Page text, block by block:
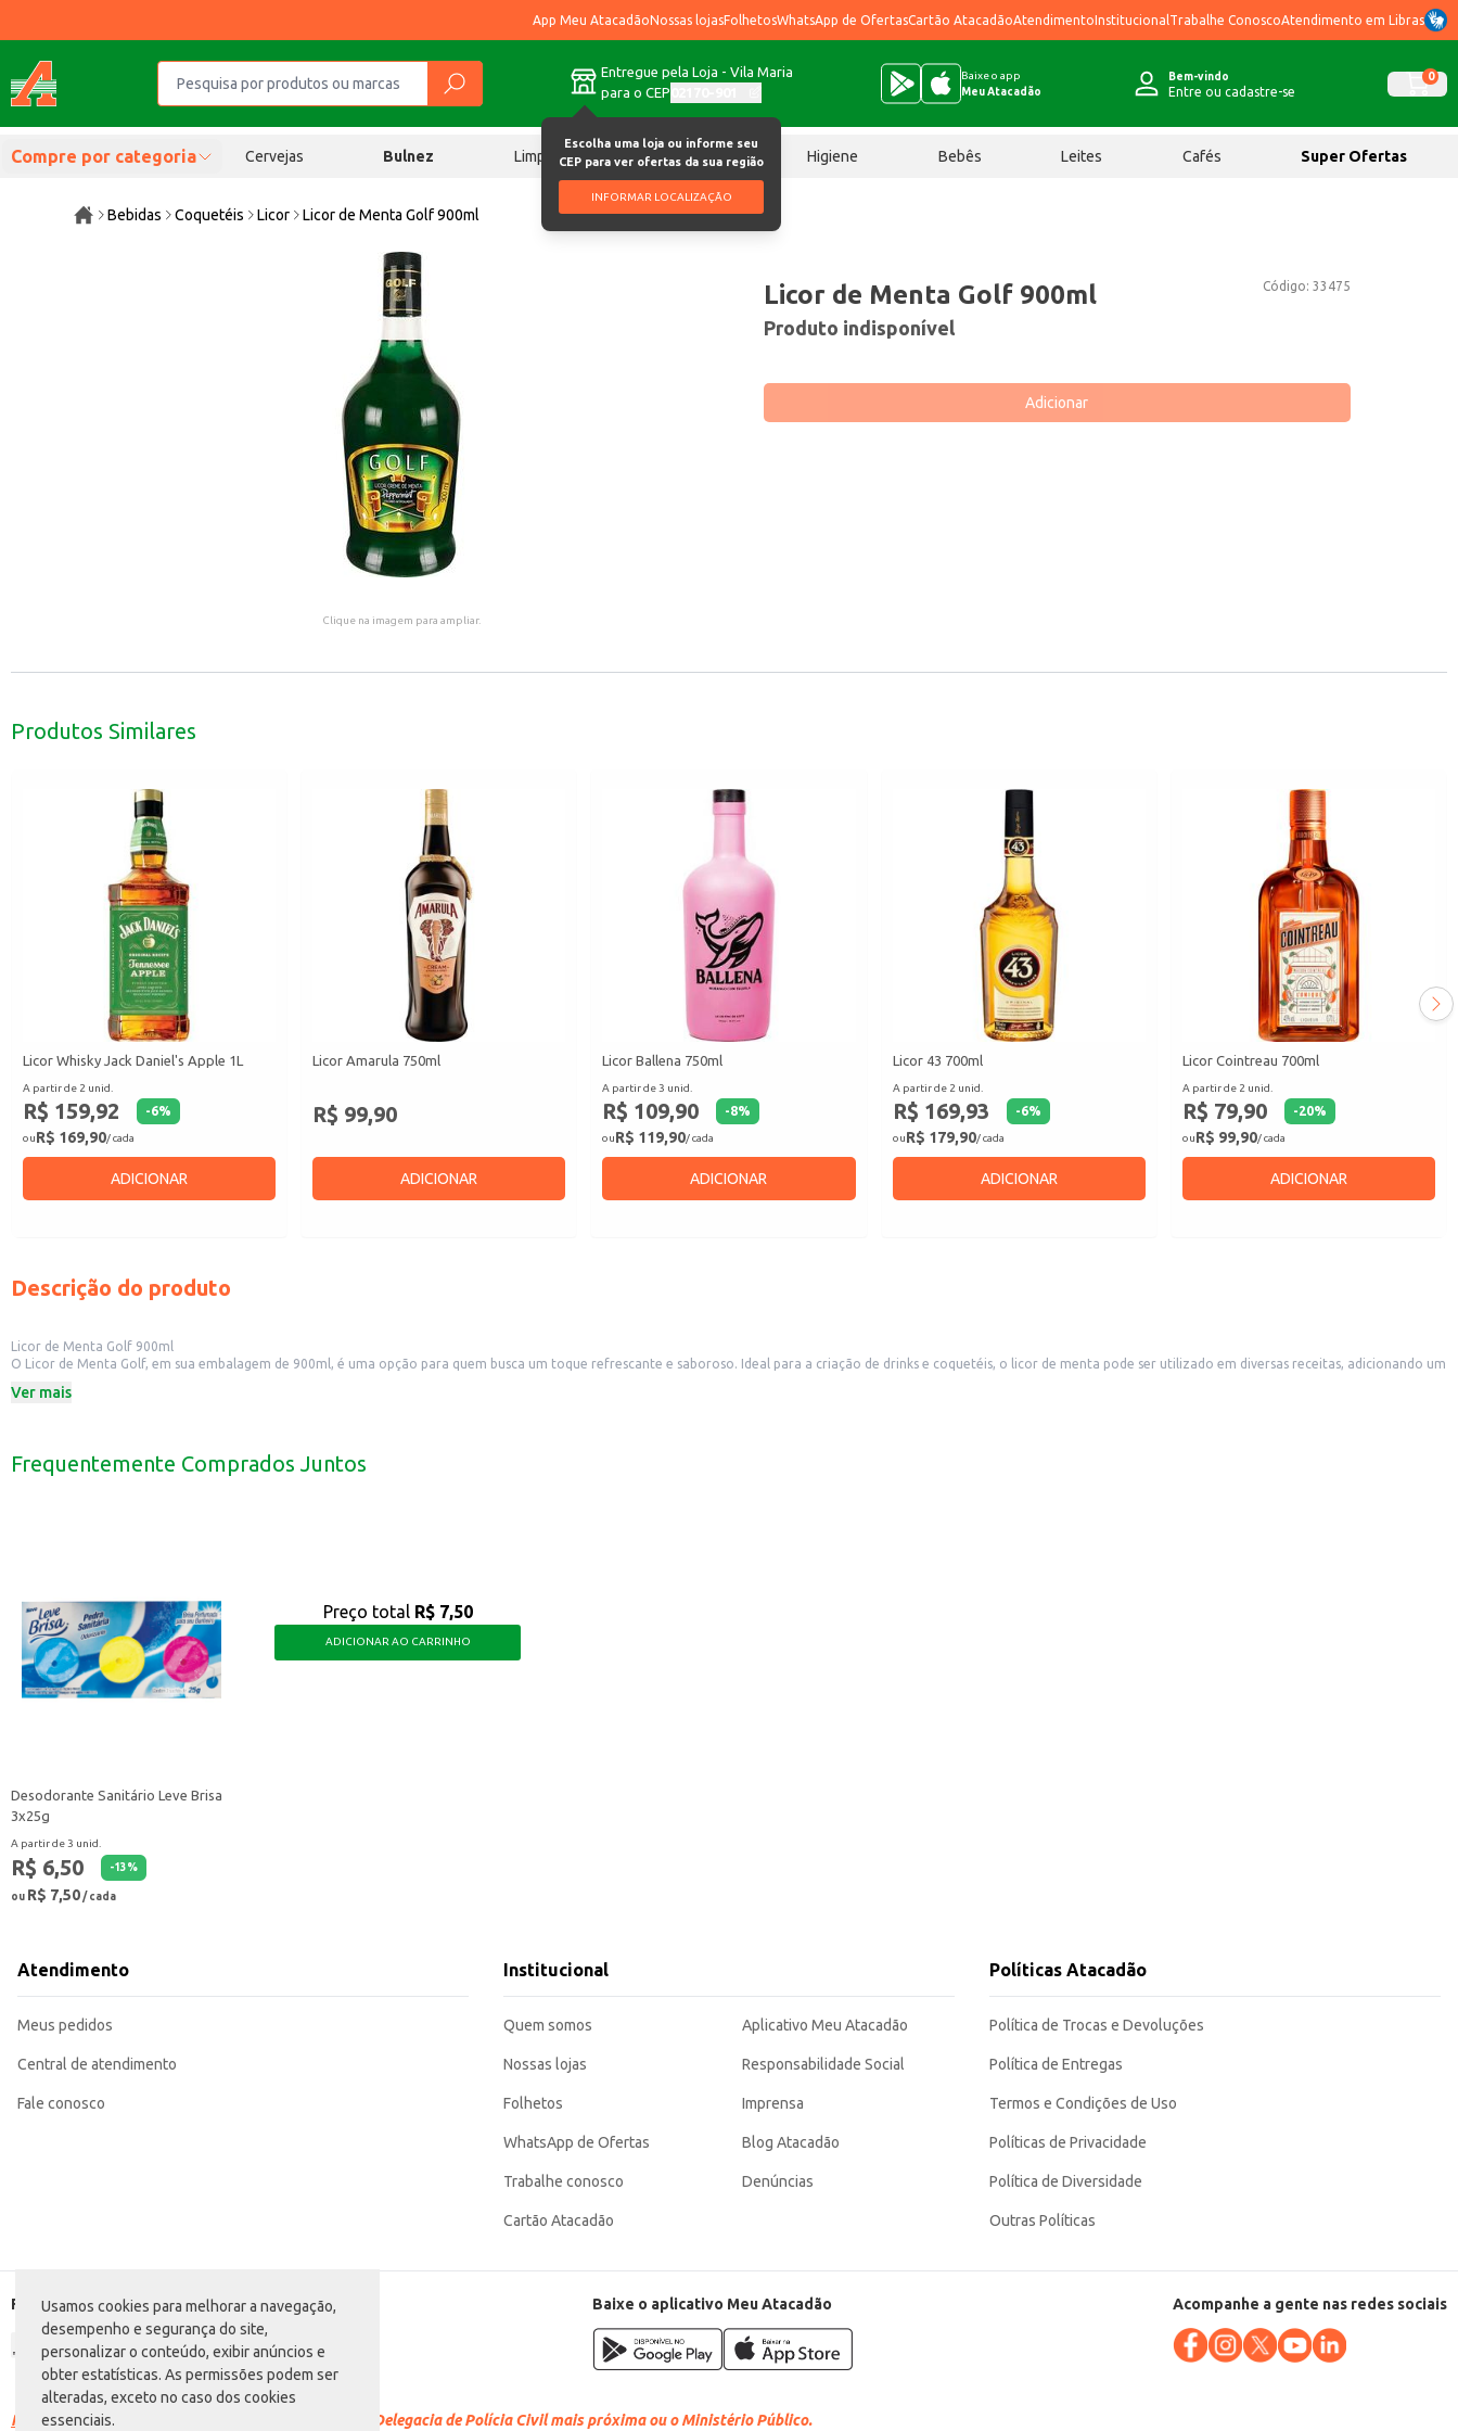
Usamos cookies para melhorar a navegação,
desempenho e segurança do site,
personalizar o conteúdo, exibir anúncios e
obter estatísticas. As permissões podem ser
alteradas, exceto no caso dos cookies
essenciais.
App Meu AtacadãoNossas lojasFolhetosWhatsApp de OfertasCartão AtacadãoAtendimentoInstitucional Trabalhe ConoscoAtendimento em Libras
Entregue pela Loja - Vila Maria
para o CEP
Escolha uma loja ou informe seu
CEP para ver ofertas da sua região
INFORMAR LOCALIZAÇÃO
Baixe o app
Meu Atacadão
Bem-vindo
Entre ou cadastre-se
0
Compre por categoria Cervejas Bulnez Limpeza Chocolates Higiene Bebês Leites Cafés Super Ofertas
Bebidas Coquetéis Licor Licor de Menta Golf 900ml
Clique na imagem para ampliar.
Código: 33475
Licor de Menta Golf 900ml
Produto indisponível
Adicionar
Produtos Similares
Licor Whisky Jack Daniel's Apple 1L
A partir de 2 unid.
R$ 159,92 -6%
ouR$ 169,90/ cada
ADICIONAR
Licor Amarula 750ml
R$ 99,90
ADICIONAR
Licor Ballena 750ml
A partir de 3 unid.
R$ 109,90 -8%
ouR$ 119,90/ cada
ADICIONAR
Licor 43 700ml
A partir de 2 unid.
R$ 169,93 -6%
ouR$ 179,90/ cada
ADICIONAR
Licor Cointreau 700ml
A partir de 2 unid.
R$ 79,90 -20%
ouR$ 99,90/ cada
ADICIONAR
Descrição do produto
Licor de Menta Golf 900ml
O Licor de Menta Golf, em sua embalagem de 900ml, é uma opção para quem busca um toque refrescante e saboroso. Ideal para a criação de drinks e coquetéis, o licor de menta pode ser utilizado em diversas receitas, adicionando um
Dicas de Uso:
Uma boa opção para quem deseja oferecer uma variedade de bebidas em seu estabelecimento.
Ver mais
Frequentemente Comprados Juntos
Desodorante Sanitário Leve Brisa
3x25g
A partir de 3 unid.
R$ 6,50 -13%
ou R$ 7,50/ cada
Preço total R$ 7,50
ADICIONAR AO CARRINHO
Atendimento
Meus pedidos
Central de atendimento
Fale conosco
Institucional
Quem somos
Nossas lojas
Folhetos
WhatsApp de Ofertas
Trabalhe conosco
Cartão Atacadão
Aplicativo Meu Atacadão
Responsabilidade Social
Imprensa
Blog Atacadão
Denúncias
Políticas Atacadão
Política de Trocas e Devoluções
Política de Entregas
Termos e Condições de Uso
Políticas de Privacidade
Política de Diversidade
Outras Políticas
Formas de pagamento Baixe o aplicativo Meu Atacadão Acompanhe a gente nas redes sociais
Racismo é crime. Denuncie. Disque 100 ou procure a Delegacia de Polícia Civil mais próxima ou o Ministério Público.